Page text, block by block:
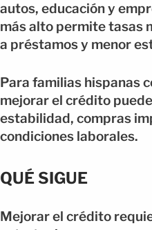
autos, educación y
más alto permite tasas
a préstamos y menor
Para familias hispanas
mejorar el crédito
estabilidad, compras
condiciones laborales.
QUÉ SIGUE
Mejorar el crédito